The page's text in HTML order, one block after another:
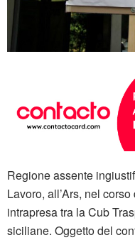
Regione assente
Lavoro, all’Ars, nel
intrapresa tra la Cub
siciliane. Oggetto del